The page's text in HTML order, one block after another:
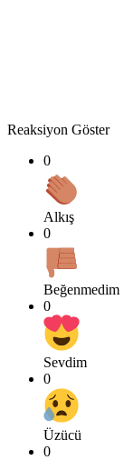
Reaksiyon Göster
0
Alkış
0
Beğenmedim
0
Sevdim
0
Üzücü
0